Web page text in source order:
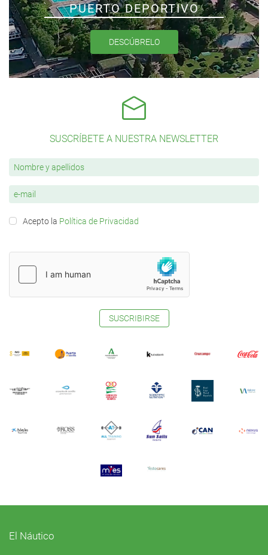
PUERTO DEPORTIVO
DESCÚBRELO
SUSCRÍBETE A NUESTRA NEWSLETTER
Acepto la Política de Privacidad
SUSCRIBIRSE
El Náutico